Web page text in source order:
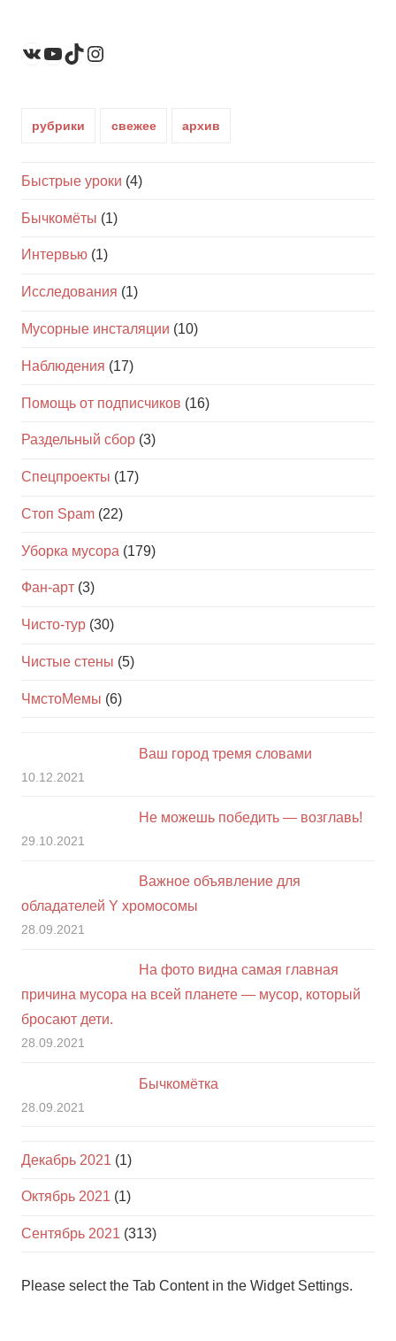
ВКонтакте
YouTube
TikTokInstagram
рубрики свежее архив
Быстрые уроки (4)
Бычкомёты (1)
Интервью (1)
Исследования (1)
Мусорные инсталяции (10)
Наблюдения (17)
Помощь от подписчиков (16)
Раздельный сбор (3)
Спецпроекты (17)
Стоп Spam (22)
Уборка мусора (179)
Фан-арт (3)
Чисто-тур (30)
Чистые стены (5)
ЧмстоМемы (6)
Ваш город тремя словами
10.12.2021
Не можешь победить — возглавь!
29.10.2021
Важное объявление для
обладателей Y хромосомы
28.09.2021
На фото видна самая главная
причина мусора на всей планете — мусор, который
бросают дети.
28.09.2021
Бычкомётка
28.09.2021
Декабрь 2021 (1)
Октябрь 2021 (1)
Сентябрь 2021 (313)
Please select the Tab Content in the Widget Settings.